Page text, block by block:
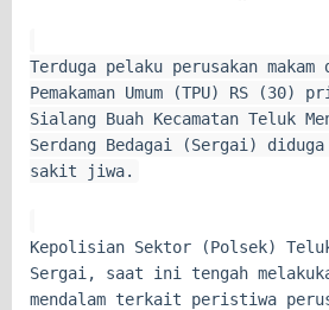
Terduga pelaku perusakan makam
Pemakaman Umum (TPU) RS (30)
Sialang Buah Kecamatan Teluk
Serdang Bedagai (Sergai) diduga
sakit jiwa.
Kepolisian Sektor (Polsek)
Sergai, saat ini tengah
mendalam terkait peristiwa